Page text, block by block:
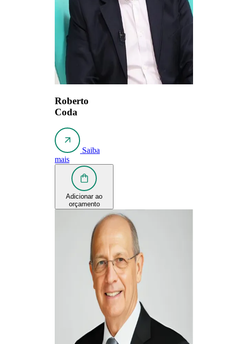
Roberto
Coda
Saiba
mais
Adicionar ao
orçamento